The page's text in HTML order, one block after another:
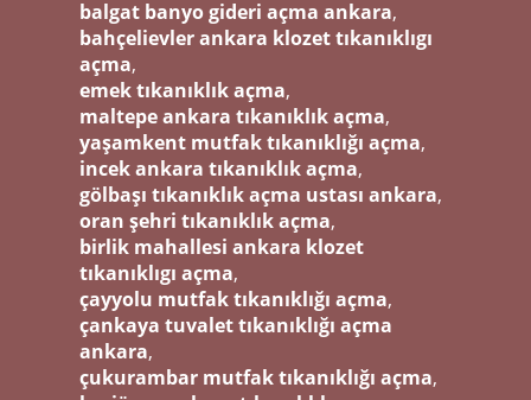
balgat banyo gideri açma ankara,
bahçelievler ankara klozet tıkanıklıgı
açma,
emek tıkanıklık açma,
maltepe ankara tıkanıklık açma,
yaşamkent mutfak tıkanıklığı açma,
incek ankara tıkanıklık açma,
gölbaşı tıkanıklık açma ustası ankara,
oran şehri tıkanıklık açma,
birlik mahallesi ankara klozet
tıkanıklıgı açma,
çayyolu mutfak tıkanıklığı açma,
çankaya tuvalet tıkanıklığı açma
ankara,
çukurambar mutfak tıkanıklığı açma,